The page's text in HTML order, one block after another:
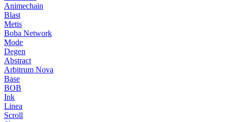
Animechain
Blast
Metis
Boba Network
Mode
Degen
Abstract
Arbitrum Nova
Base
BOB
Ink
Linea
Scroll